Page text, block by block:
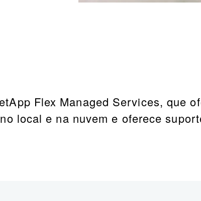
Flex Managed Services, que
local e na nuvem e oferece